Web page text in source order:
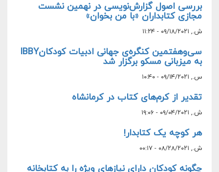
بررسی اصول گزارش‌نویسی در نهمین نشست
مجازی کتابداران «با من بخوان»
ش., ۰۹/۱۸/۲۰۲۱ - ۱۱:۲۴
سی‌و‌هفتمین کنگره‌ی جهانی ادبیات کودکانIBBY
به میزبانی مسکو برگزار شد
س., ۰۹/۱۴/۲۰۲۱ - ۱۰:۴۰
تقدیر از کرم‌های کتاب در کرمانشاه
ش., ۰۹/۰۴/۲۰۲۱ - ۱۹:۰۶
هر کوچه یک کتابدار!
ش., ۰۸/۲۸/۲۰۲۱ - ۰۰:۱۷
چگونه کودکان دارای نیازهای ویژه را به کتابخانه